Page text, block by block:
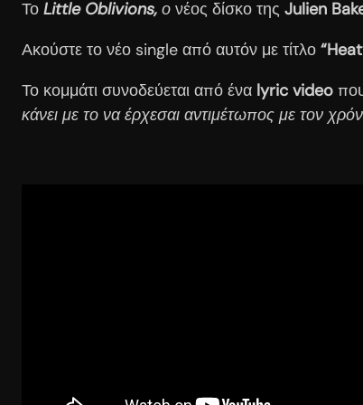
Το Little Oblivions, ο νέος δίσκο της Julien
Ακούστε το νέο single από αυτόν με τίτλο
Το κομμάτι συνοδεύεται από ένα lyric video
κάνει με το να έρχεσαι αντιμέτωπος με τον